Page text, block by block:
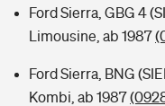
Ford Sierra, GBG 4
Limousine, ab 1987
Ford Sierra, BNG
Kombi, ab 1987